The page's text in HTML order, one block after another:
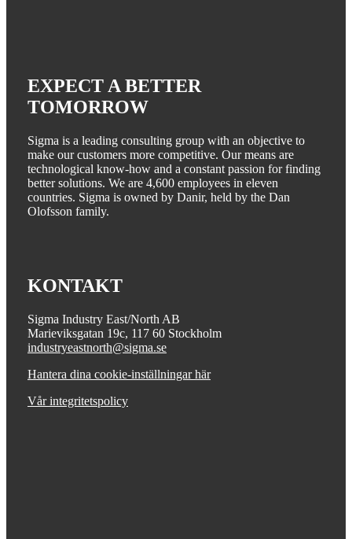
EXPECT A BETTER
TOMORROW
Sigma is a leading consulting group with an objective to
make our customers more competitive. Our means are
technological know-how and a constant passion for finding
better solutions. We are 4,600 employees in eleven
countries. Sigma is owned by Danir, held by the Dan
Olofsson family.
KONTAKT
Sigma Industry East/North AB
Marieviksgatan 19c, 117 60 Stockholm
industryeastnorth@sigma.se
Hantera dina cookie-inställningar här
Vår integritetspolicy